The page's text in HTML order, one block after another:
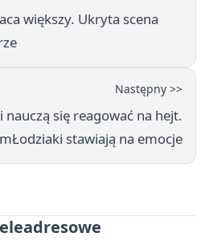
większy. Ukryta scena
Następny >>
nauczą się reagować na hejt.
stawiają na emocje